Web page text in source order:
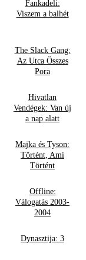
Fankadeli:
Viszem a balhét
The Slack Gang:
Az Utca Összes
Pora
Hivatlan
Vendégek: Van új
a nap alatt
Majka és Tyson:
Történt, Ami
Történt
Offline:
Válogatás 2003-
2004
Dynasztija: 3